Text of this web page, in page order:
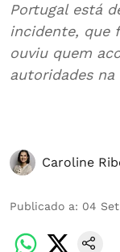
Portugal está
incidente, que
ouviu quem
autoridades
Caroline
Publicado a: 04